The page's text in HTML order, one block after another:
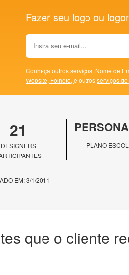
Fazer seu logo ou
Conheça outros serviços: Nome de
Website, Folheto, e outrosserviços
21
DESIGNERS
PLANO
EM: 3/1/2011
que o cliente